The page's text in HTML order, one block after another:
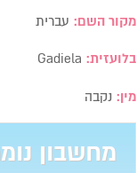
מקור השם: עברית
בלועזית:
מין: נקבה
מחשבון